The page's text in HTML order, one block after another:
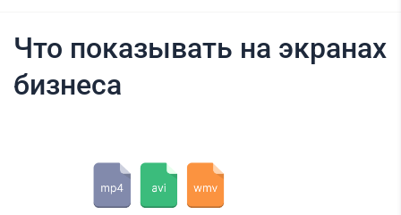
Что показывать на экранах
бизнеса